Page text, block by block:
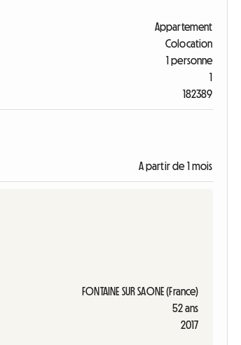
Appartement
Colocation
1 personne
1
182389
A partir de 1 mois
FONTAINE SUR SAONE (France)
52 ans
2017